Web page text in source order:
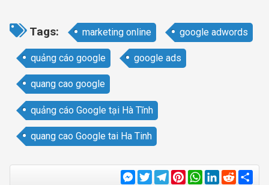
Tags: marketing online google adwords
quảng cáo google google ads
quang cao google
quảng cáo Google tại Hà Tĩnh
quang cao Google tai Ha Tinh
Messenger
TwitterTelegram
Pinterest
WhatsApp
LinkedIn
Reddit